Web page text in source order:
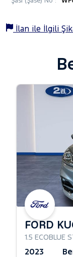
İlan ile İlgili
FORD
1.5 ECOBLUE
2023